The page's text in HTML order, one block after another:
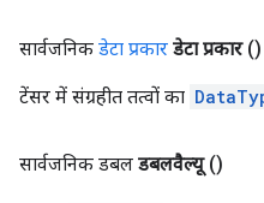
सार्वजनिक डेटा प्रकार डेटा प्रकार ()
टेंसर में संग्रहीत तत्वों का
सार्वजनिक डबल डबलवैल्यू ()